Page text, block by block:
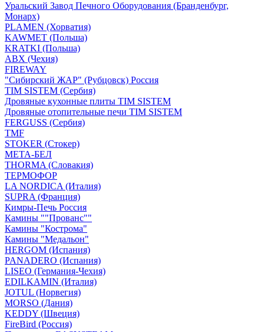
Уральский Завод Печного Оборудования (Бранденбург,
Монарх)
PLAMEN (Хорватия)
KAWMET (Польша)
KRATKI (Польша)
ABX (Чехия)
FIREWAY
"Сибирский ЖАР" (Рубцовск) Россия
TIM SISTEM (Сербия)
Дровяные кухонные плиты TIM SISTEM
Дровяные отопительные печи TIM SISTEM
FERGUSS (Сербия)
TMF
STOKER (Стокер)
МЕТА-БЕЛ
THORMA (Словакия)
ТЕРМОФОР
LA NORDICA (Италия)
SUPRA (Франция)
Кимры-Печь Россия
Камины ""Прованс""
Камины "Кострома"
Камины "Медальон"
HERGOM (Испания)
PANADERO (Испания)
LISEO (Германия-Чехия)
EDILKAMIN (Италия)
JOTUL (Норвегия)
MORSO (Дания)
KEDDY (Швеция)
FireBird (Россия)